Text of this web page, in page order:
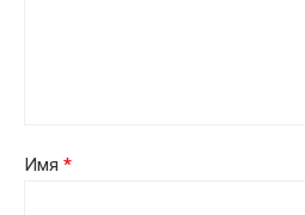
Имя *